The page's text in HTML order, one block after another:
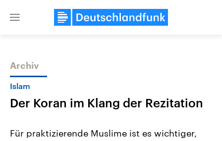
Close
Themen
Archiv
Islam
Der Koran im Klang der Rezitation
Für praktizierende Muslime ist es wichtiger,